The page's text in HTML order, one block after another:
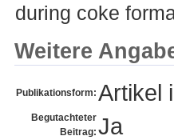
during coke
Weitere
Publikationsform: Artikel
Begutachteter
Beitrag: Ja